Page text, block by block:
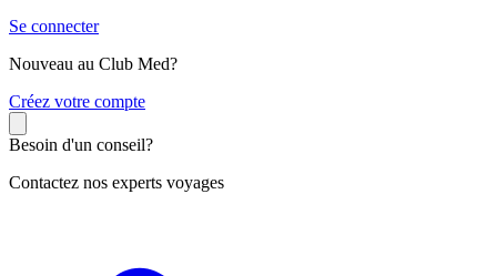
Se connecter
Nouveau au Club Med?
Créez votre compte
Besoin d'un conseil?
Contactez nos experts voyages